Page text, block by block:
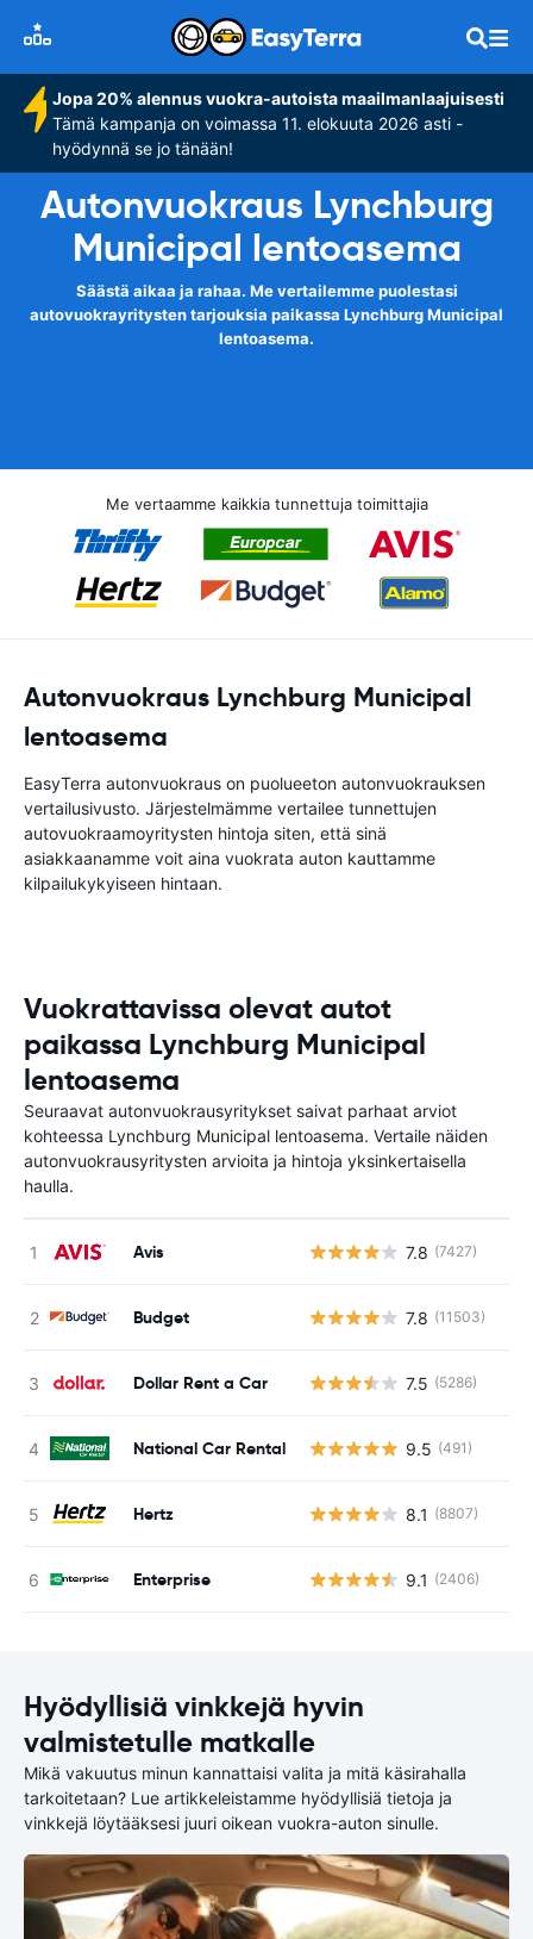
Jopa 20% alennus vuokra-autoista maailmanlaajuisesti
Tämä kampanja on voimassa 11. elokuuta 2026 asti -
hyödynnä se jo tänään!
Autonvuokraus Lynchburg
Municipal lentoasema
Säästä aikaa ja rahaa. Me vertailemme puolestasi
autovuokrayritysten tarjouksia paikassa Lynchburg Municipal
lentoasema.
Me vertaamme kaikkia tunnettuja toimittajia
Autonvuokraus Lynchburg Municipal
lentoasema
EasyTerra autonvuokraus on puolueeton autonvuokrauksen
vertailusivusto. Järjestelmämme vertailee tunnettujen
autovuokraamoyritysten hintoja siten, että sinä
asiakkaanamme voit aina vuokrata auton kauttamme
kilpailukykyiseen hintaan.
Vuokrattavissa olevat autot
paikassa Lynchburg Municipal
lentoasema
Seuraavat autonvuokrausyritykset saivat parhaat arviot
kohteessa Lynchburg Municipal lentoasema. Vertaile näiden
autonvuokrausyritysten arvioita ja hintoja yksinkertaisella
haulla.
Avis 7.8 (7427)
Budget 7.8 (11503)
Dollar Rent a Car 7.5 (5286)
National Car Rental 9.5 (491)
Hertz 8.1 (8807)
Enterprise 9.1 (2406)
Hyödyllisiä vinkkejä hyvin
valmistetulle matkalle
Mikä vakuutus minun kannattaisi valita ja mitä käsirahalla
tarkoitetaan? Lue artikkeleistamme hyödyllisiä tietoja ja
vinkkejä löytääksesi juuri oikean vuokra-auton sinulle.